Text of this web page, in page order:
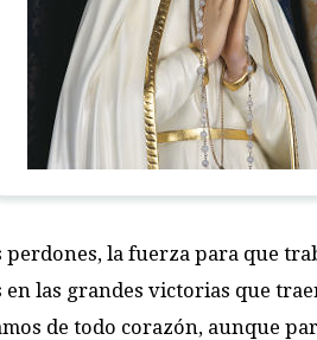
la fuerza para que
en las grandes victorias que
de todo corazón, aunque